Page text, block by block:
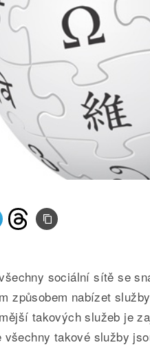
sociální sítě se
způsobem nabízet
takových služeb je
takové služby